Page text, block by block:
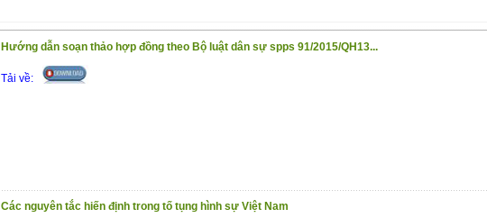
Hướng dẫn soạn thảo hợp đồng theo Bộ luật dân sự spps 91/2015/QH13...
Tải về:
Các nguyên tắc hiến định trong tố tụng hình sự Việt Nam